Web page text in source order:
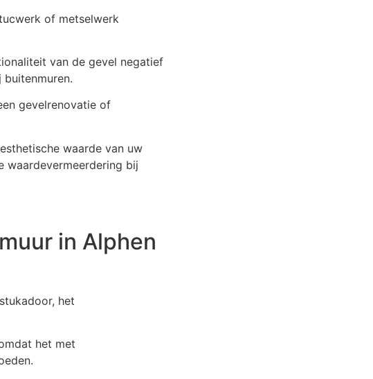
of metselwerk
van de gevel negatief
gevelrenovatie of
waarde van uw
waardevermeerdering bij
in Alphen
het
het met